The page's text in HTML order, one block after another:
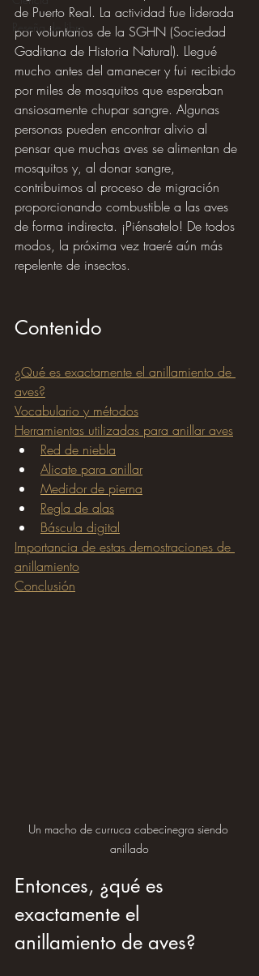
Reseña de libro
de Puerto Real. La actividad fue liderada
por voluntarios de la SGHN (Sociedad
Gaditana de Historia Natural). Llegué
mucho antes del amanecer y fui recibido
por miles de mosquitos que esperaban
ansiosamente chupar sangre. Algunas
personas pueden encontrar alivio al
pensar que muchas aves se alimentan de
mosquitos y, al donar sangre,
contribuimos al proceso de migración
proporcionando combustible a las aves
de forma indirecta. ¡Piénsatelo! De todos
modos, la próxima vez traeré aún más
repelente de insectos.
Contenido
¿Qué es exactamente el anillamiento de
aves?
Vocabulario y métodos
Herramientas utilizadas para anillar aves
Red de niebla
Alicate para anillar
Medidor de pierna
Regla de alas
Báscula digital
Importancia de estas demostraciones de
anillamiento
Conclusión
Un macho de curruca cabecinegra siendo
anillado
Entonces, ¿qué es
exactamente el
anillamiento de aves?